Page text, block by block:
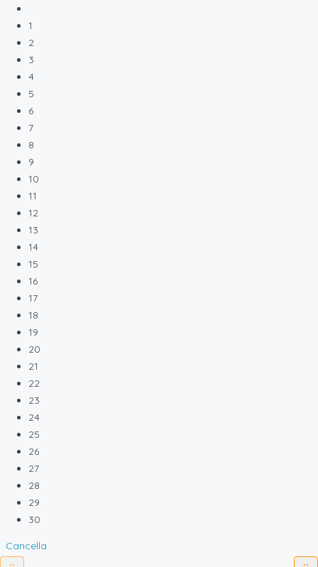
1
2
3
4
5
6
7
8
9
10
11
12
13
14
15
16
17
18
19
20
21
22
23
24
25
26
27
28
29
30
Cancella